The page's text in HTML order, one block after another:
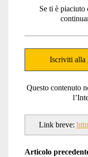
Se ti è piaciuto
Iscriviti alla
Questo contenuto
Link breve:
Articolo